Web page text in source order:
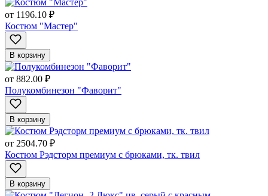
от 1196.10 ₽
Костюм "Мастер"
В корзину
от 882.00 ₽
Полукомбинезон "Фаворит"
В корзину
от 2504.70 ₽
Костюм Рэдсторм премиум с брюками, тк. твил
В корзину